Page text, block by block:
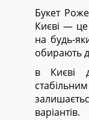
Букет
Києві —
на будь-
обирають
в Києві
варіантів.